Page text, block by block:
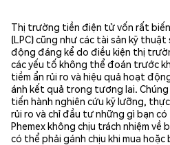
Thị trường tiền điện tử vốn rất
(LPC) cũng như các tài sản kỹ
động đáng kể do điều kiện thị
các yếu tố không thể đoán trước
tiềm ẩn rủi ro và hiệu quả hoạt
ánh kết quả trong tương lai.
tiến hành nghiên cứu kỹ lưỡng,
rủi ro và chỉ đầu tư những gì bạn
Phemex không chịu trách nhiệm
có thể phải gánh chịu khi mua hoặc